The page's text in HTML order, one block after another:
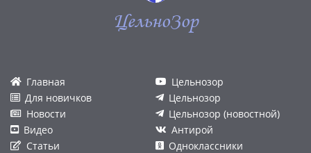
ЦельноЗор
Главная
Для новичков
Новости
Видео
Статьи
Цельнозор
Цельнозор
Цельнозор (новостной)
Антирой
Одноклассники